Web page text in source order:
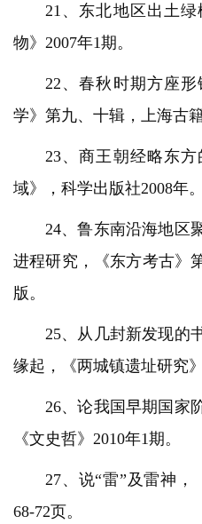
21、东北地区出土
物》2007年1期。
22、春秋时期方座
学》第九、十辑，上海古
23、商王朝经略东
域》，科学出版社2008年。
24、鲁东南沿海地区
进程研究，《东方考古》
版。
25、从几封新发现的
缘起，《两城镇遗址研究
26、论我国早期国家
《文史哲》2010年1期。
27、说“雷”及雷神，
68-72页。